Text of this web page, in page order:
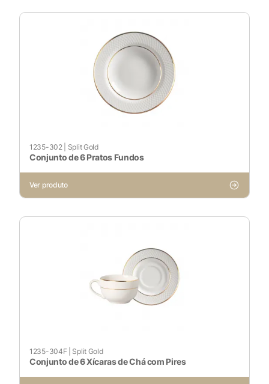
1235-302| Split Gold
Conjunto de 6 Pratos Fundos
Ver produto
1235-304F| Split Gold
Conjunto de 6 Xícaras de Chá com Pires
Cookies Necessários